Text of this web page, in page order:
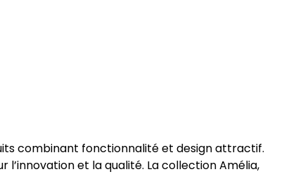
combinant fonctionnalité et design attractif.
l’innovation et la qualité. La collection Amélia,